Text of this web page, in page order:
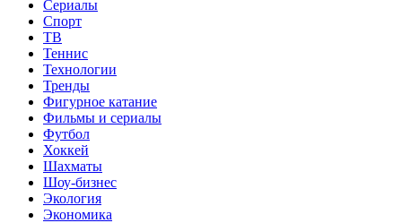
Сериалы
Спорт
ТВ
Теннис
Технологии
Тренды
Фигурное катание
Фильмы и сериалы
Футбол
Хоккей
Шахматы
Шоу-бизнес
Экология
Экономика